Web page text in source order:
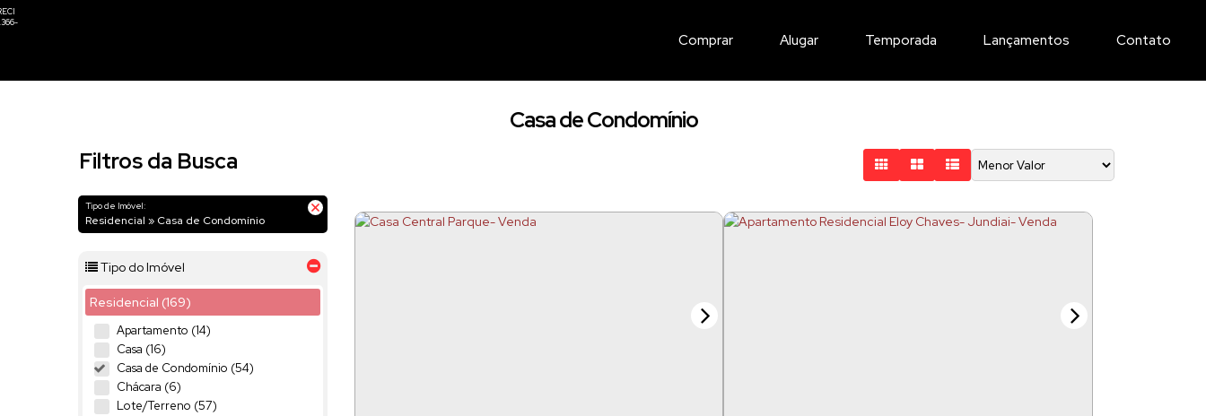
Comprar Alugar Temporada Lançamentos Contato
Casa de Condomínio
Filtros da Busca
Tipo de Imóvel:
Residencial » Casa de Condomínio
Tipo do Imóvel
Residencial (169)
Apartamento (14)
Casa (16)
Casa de Condomínio (54)
Chácara (6)
Lote/Terreno (57)